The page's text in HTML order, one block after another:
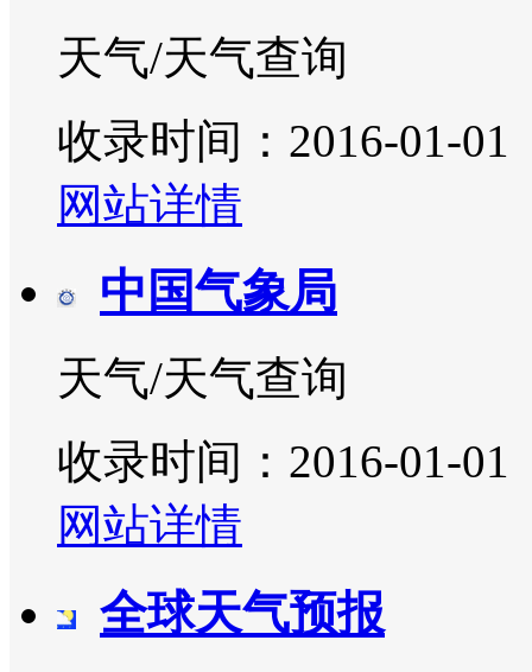
天气/天气查询
收录时间：2016-01-01
网站详情
中国气象局
天气/天气查询
收录时间：2016-01-01
网站详情
全球天气预报